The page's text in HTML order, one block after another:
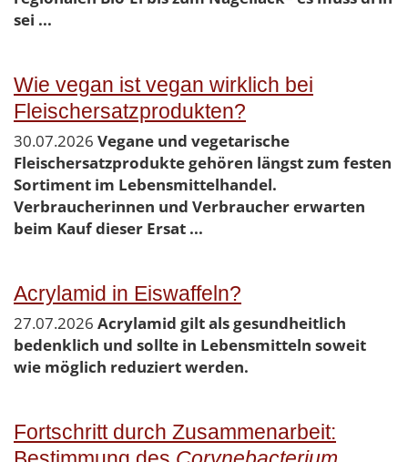
sei ...
Wie vegan ist vegan wirklich bei
Fleischersatzprodukten?
30.07.2026 Vegane und vegetarische
Fleischersatzprodukte gehören längst zum festen
Sortiment im Lebensmittelhandel.
Verbraucherinnen und Verbraucher erwarten
beim Kauf dieser Ersat ...
Acrylamid in Eiswaffeln?
27.07.2026 Acrylamid gilt als gesundheitlich
bedenklich und sollte in Lebensmitteln soweit
wie möglich reduziert werden.
Fortschritt durch Zusammenarbeit: